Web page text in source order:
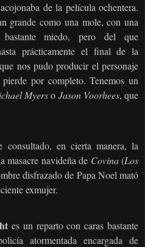
de la película ochentera.
grande como una mole, con una
miedo, pero del que
prácticamente el final de la
nos pudo producir el personaje
por completo. Tenemos un
Myerso Jason Voorhees, que
consultado, en cierta manera, la
masacre navideña de Covina(Los
disfrazado de Papa Noel mató
exmujer.
es un reparto con caras bastante
atormentada encargada de